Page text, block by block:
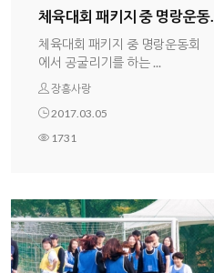
체육대회 패키지 중 명랑운동...
체육대회 패키지 중 명랑운동회
에서 공굴리기를 하는 ...
장흥사랑
2017.03.05
1731